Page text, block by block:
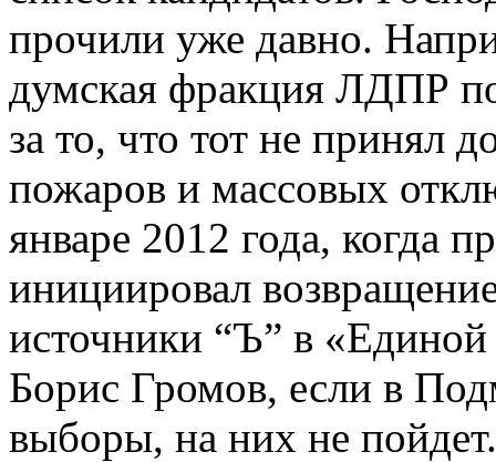
прочили уже давно.
думская фракция ЛДПР
за то, что тот не принял
пожаров и массовых
январе 2012 года, когда
инициировал
источники “Ъ” в
Борис Громов, если в
выборы, на них не пойдет.